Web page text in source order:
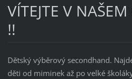
VÍTEJTE V
!!
Dětský výběrový secondhand.
děti od miminek až po velké